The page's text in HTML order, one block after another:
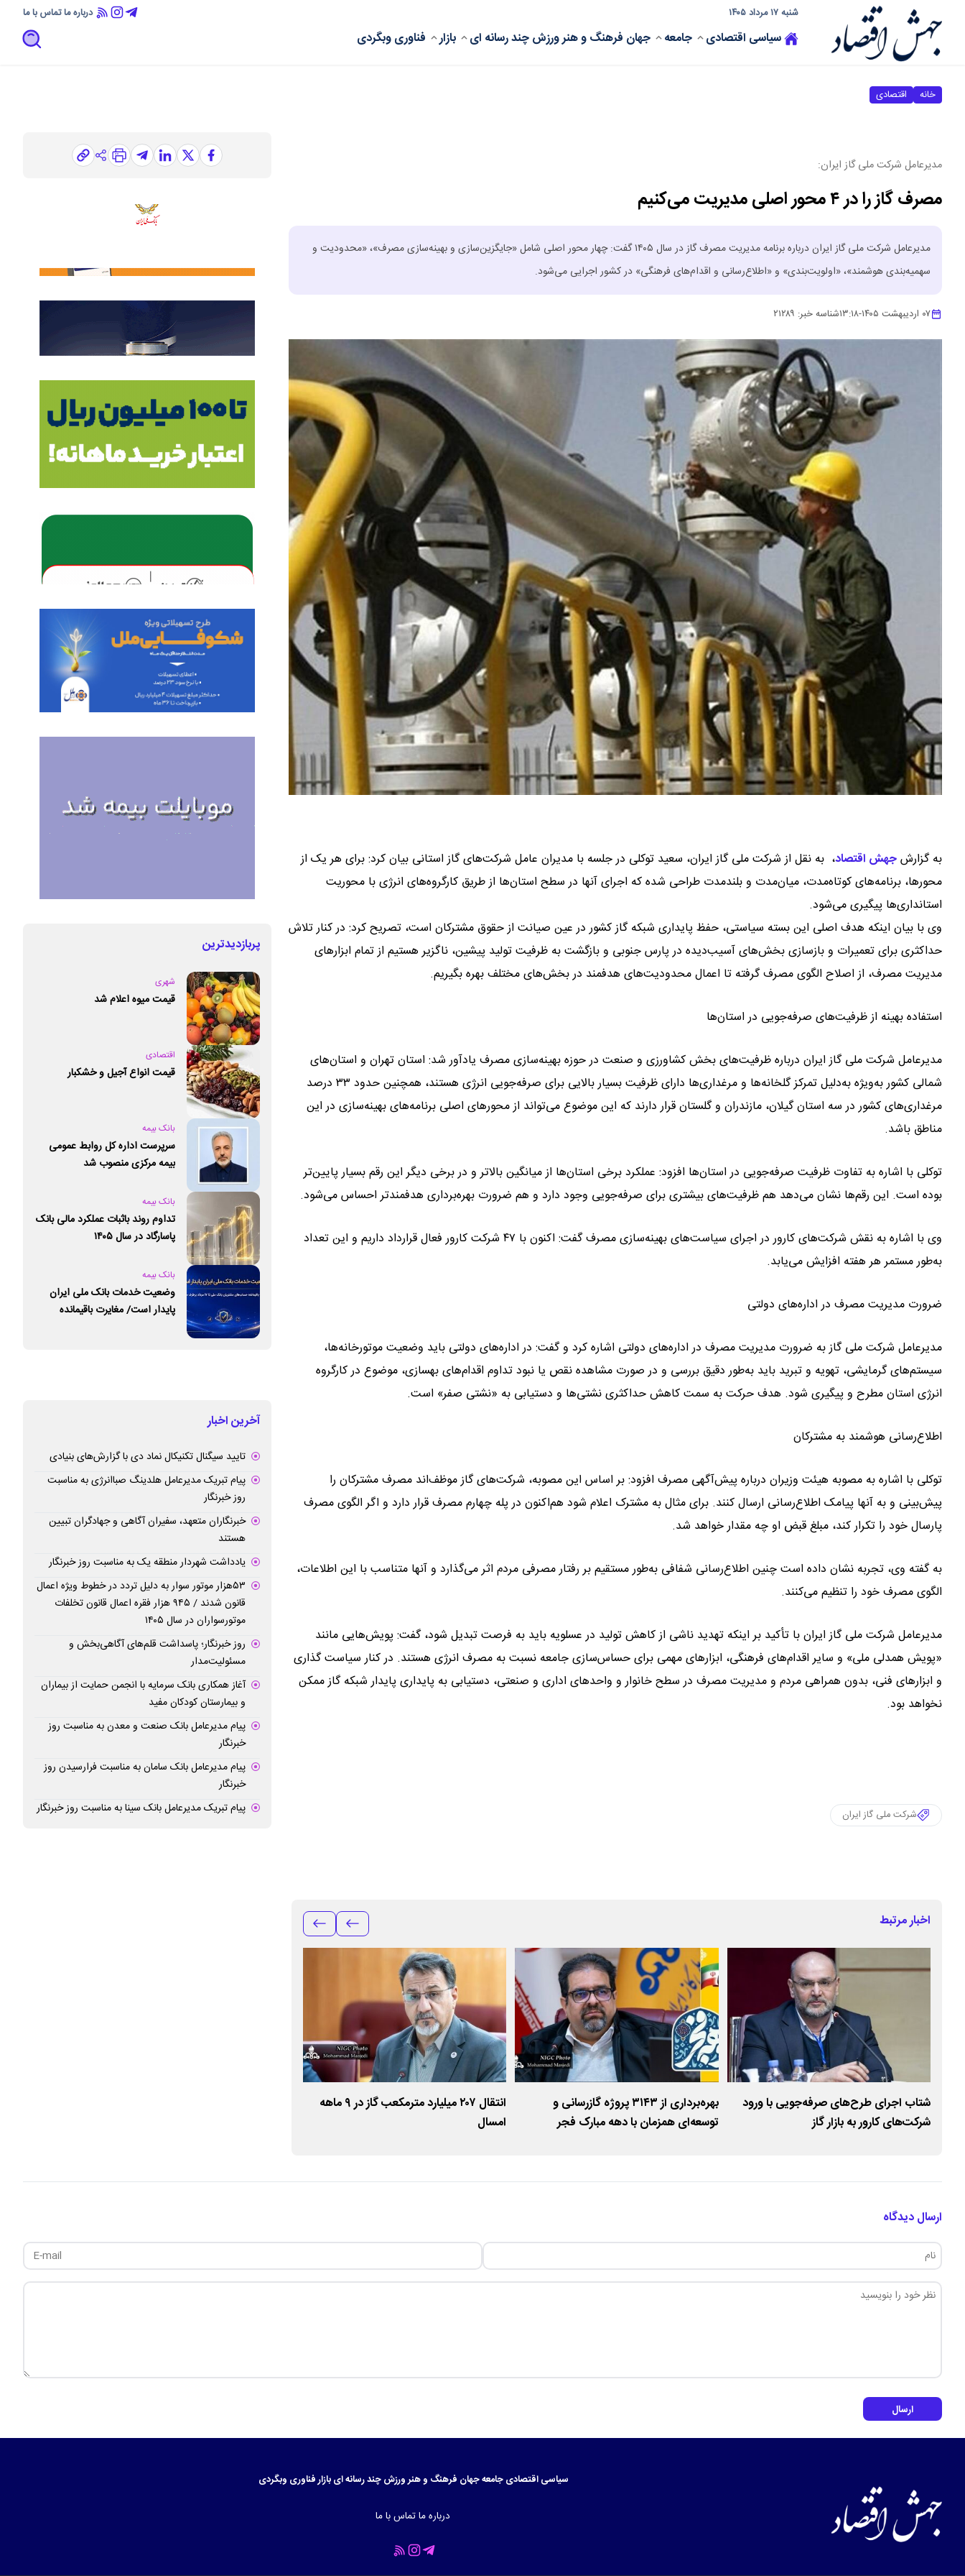
شنبه ۱۷ مرداد ۱۴۰۵ درباره ماتماس با ما
سیاسی اقتصادی جامعه جهان فرهنگ و هنرورزشچند رسانه ای بازار فناوریوبگردی
خانه اقتصادی
مدیرعامل شرکت ملی گاز ایران:
مصرف گاز را در ۴ محور اصلی مدیریت می‌کنیم
مدیرعامل شرکت ملی گاز ایران درباره برنامه مدیریت مصرف گاز در سال ۱۴۰۵ گفت: چهار محور اصلی شامل «جایگزین‌سازی و بهینه‌سازی مصرف»، «محدودیت و
سهمیه‌بندی هوشمند»، «اولویت‌بندی» و «اطلاع‌رسانی و اقدام‌های فرهنگی» در کشور اجرایی می‌شود.
۰۷ اردیبهشت ۱۴۰۵ -۱۳:۱۸شناسه خبر: ۲۱۲۸۹
به گزارشجهش اقتصاد، به نقل از شرکت ملی گاز ایران، سعید توکلی در جلسه با مدیران عامل شرکت‌های گاز استانی بیان کرد: برای هر یک از
محورها، برنامه‌های کوتاه‌مدت، میان‌مدت و بلندمدت طراحی شده که اجرای آنها در سطح استان‌ها از طریق کارگروه‌های انرژی با محوریت
استانداری‌ها پیگیری می‌شود.
وی با بیان اینکه هدف اصلی این بسته سیاستی، حفظ پایداری شبکه گاز کشور در عین صیانت از حقوق مشترکان است، تصریح کرد: در کنار تلاش
حداکثری برای تعمیرات و بازسازی بخش‌های آسیب‌دیده در پارس جنوبی و بازگشت به ظرفیت تولید پیشین، ناگزیر هستیم از تمام ابزار‌های
مدیریت مصرف، از اصلاح الگوی مصرف گرفته تا اعمال محدودیت‌های هدفمند در بخش‌های مختلف بهره بگیریم.
استفاده بهینه از ظرفیت‌های صرفه‌جویی در استان‌ها
مدیرعامل شرکت ملی گاز ایران درباره ظرفیت‌های بخش کشاورزی و صنعت در حوزه بهینه‌سازی مصرف یادآور شد: استان تهران و استان‌های
شمالی کشور به‌ویژه به‌دلیل تمرکز گلخانه‌ها و مرغداری‌ها دارای ظرفیت بسیار بالایی برای صرفه‌جویی انرژی هستند، همچنین حدود ۳۳ درصد
مرغداری‌های کشور در سه استان گیلان، مازندران و گلستان قرار دارند که این موضوع می‌تواند از محور‌های اصلی برنامه‌های بهینه‌سازی در این
مناطق باشد.
توکلی با اشاره به تفاوت ظرفیت صرفه‌جویی در استان‌ها افزود: عملکرد برخی استان‌ها از میانگین بالاتر و در برخی دیگر این رقم بسیار پایین‌تر
بوده است. این رقم‌ها نشان می‌دهد هم ظرفیت‌های بیشتری برای صرفه‌جویی وجود دارد و هم ضرورت بهره‌برداری هدفمندتر احساس می‌شود.
وی با اشاره به نقش شرکت‌های کارور در اجرای سیاست‌های بهینه‌سازی مصرف گفت: اکنون با ۴۷ شرکت کارور فعال قرارداد داریم و این تعداد
به‌طور مستمر هر هفته افزایش می‌یابد.
ضرورت مدیریت مصرف در اداره‌های دولتی
مدیرعامل شرکت ملی گاز به ضرورت مدیریت مصرف در اداره‌های دولتی اشاره کرد و گفت: در اداره‌های دولتی باید وضعیت موتورخانه‌ها،
سیستم‌های گرمایشی، تهویه و تبرید باید به‌طور دقیق بررسی و در صورت مشاهده نقص یا نبود تداوم اقدام‌های بهسازی، موضوع در کارگروه
انرژی استان مطرح و پیگیری شود. هدف حرکت به سمت کاهش حداکثری نشتی‌ها و دستیابی به «نشتی صفر» است.
اطلاع‌رسانی هوشمند به مشترکان
توکلی با اشاره به مصوبه هیئت وزیران درباره پیش‌آگهی مصرف افزود: بر اساس این مصوبه، شرکت‌های گاز موظف‌اند مصرف مشترکان را
پیش‌بینی و به آنها پیامک اطلاع‌رسانی ارسال کنند. برای مثال به مشترک اعلام شود هم‌اکنون در پله چهارم مصرف قرار دارد و اگر الگوی مصرف
پارسال خود را تکرار کند، مبلغ قبض او چه مقدار خواهد شد.
به گفته وی، تجربه نشان داده است چنین اطلاع‌رسانی شفافی به‌طور مستقیم بر رفتار مصرفی مردم اثر می‌گذارد و آنها متناسب با این اطلاعات،
الگوی مصرف خود را تنظیم می‌کنند.
مدیرعامل شرکت ملی گاز ایران با تأکید بر اینکه تهدید ناشی از کاهش تولید در عسلویه باید به فرصت تبدیل شود، گفت: پویش‌هایی مانند
«پویش همدلی ملی» و سایر اقدام‌های فرهنگی، ابزار‌های مهمی برای حساس‌سازی جامعه نسبت به مصرف انرژی هستند. در کنار سیاست گذاری
و ابزار‌های فنی، بدون همراهی مردم و مدیریت مصرف در سطح خانوار و واحد‌های اداری و صنعتی، دستیابی به پایداری پایدار شبکه گاز ممکن
نخواهد بود.
شرکت ملی گاز ایران
اخبار مرتبط
شتاب اجرای طرح‌های صرفه‌جویی با ورود
شرکت‌های کارور به بازار گاز
بهره‌برداری از ۳۱۴۳ پروژه گازرسانی و
توسعه‌ای همزمان با دهه مبارک فجر
انتقال ۲۰۷ میلیارد مترمکعب گاز در ۹ ماهه
امسال
پربازدیدترین
شهری
قیمت میوه اعلام شد
اقتصادی
قیمت انواع آجیل و خشکبار
بانک بیمه
سرپرست اداره کل روابط عمومی
بیمه مرکزی منصوب شد
بانک بیمه
تداوم روند باثبات عملکرد مالی بانک
پاسارگاد در سال ۱۴۰۵
بانک بیمه
وضعیت خدمات بانک ملی ایران
پایدار است/ مغایرت‌ باقیمانده
آخرین اخبار
تایید سیگنال تکنیکال نماد دی با گزارش‌های بنیادی
پیام تبریک مدیرعامل هلدینگ صباانرژی به مناسبت
روز خبرنگار
خبرنگاران متعهد، سفیران آگاهی و جهادگران تبیین
هستند
یادداشت شهردار منطقه یک به مناسبت روز خبرنگار
۵۳هزار موتور سوار به دلیل تردد در خطوط ویژه اعمال
قانون شدند / ۹۴۵ هزار فقره اعمال قانون تخلفات
موتورسواران در سال ۱۴۰۵
روز خبرنگار؛ پاسداشت قلم‌های آگاهی‌بخش و
مسئولیت‌مدار
آغاز همکاری بانک سرمایه با انجمن حمایت از بیماران
و بیمارستان کودکان مفید
پیام مدیرعامل بانک صنعت و معدن به مناسبت روز
خبرنگار
پیام مدیرعامل بانک سامان به مناسبت فرارسیدن روز
خبرنگار
پیام تبریک مدیرعامل بانک سینا به مناسبت روز خبرنگار
ارسال دیدگاه
ارسال
سیاسیاقتصادیجامعهجهان فرهنگ و هنرورزشچند رسانه ایبازارفناوری وبگردی
درباره ماتماس با ما